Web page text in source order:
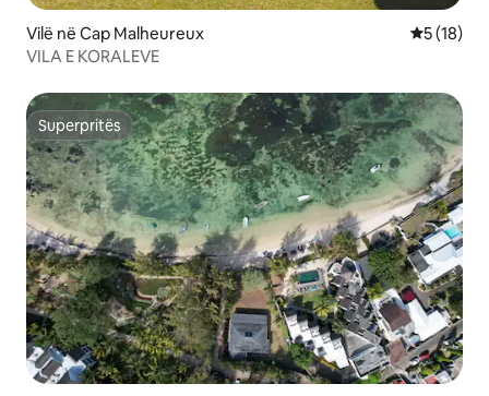
Vilë në Cap Malheureux Vlerësimi
5 (18)
VILA E KORALEVE
Superpritës
Superpritës